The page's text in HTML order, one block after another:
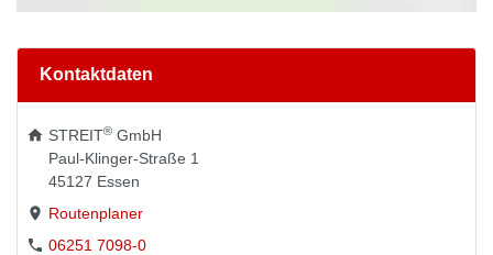
Kontaktdaten
STREIT® GmbH
Paul-Klinger-Straße 1
45127 Essen
Routenplaner
06251 7098-0